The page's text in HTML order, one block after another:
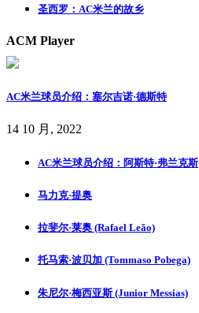
圣西罗：AC米兰的故乡
ACM Player
AC米兰球员介绍：塞尔吉诺·德斯特
14 10 月, 2022
AC米兰球员介绍：阿斯特·弗兰克斯
马力克·提奥
拉斐尔·莱奥 (Rafael Leão)
托马索·波贝加 (Tommaso Pobega)
朱尼尔·梅西亚斯 (Junior Messias)